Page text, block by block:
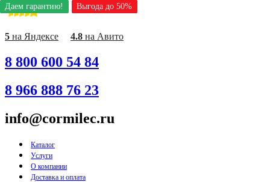
Перейти
к
содержимому
5 на Яндексе 4.8 на Авито
8 800 600 54 84
8 966 888 76 23
info@cormilec.ru
Каталог
Услуги
О компании
Доставка и оплата
Даем гарантию! Выгода до 50%
Даем гарантию! Выгода до 50%
Даем гарантию! Выгода до 50%
Даем гарантию! Выгода до 50%
Даем гарантию! Выгода до 50%
Даем гарантию! Выгода до 50%
Даем гарантию! Выгода до 50%